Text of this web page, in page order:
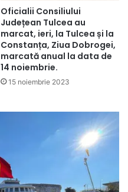
Oficialii Consiliului
Județean Tulcea au
marcat, ieri, la Tulcea și la
Constanța, Ziua Dobrogei,
marcată anual la data de
14 noiembrie.
15 noiembrie 2023